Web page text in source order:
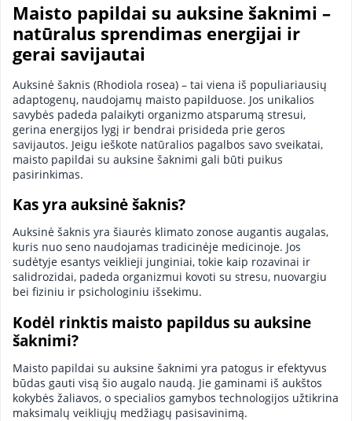
Maisto papildai su auksine šaknimi –
natūralus sprendimas energijai ir
gerai savijautai
Auksinė šaknis (Rhodiola rosea) – tai viena iš populiariausių
adaptogenų, naudojamų maisto papilduose. Jos unikalios
savybės padeda palaikyti organizmo atsparumą stresui,
gerina energijos lygį ir bendrai prisideda prie geros
savijautos. Jeigu ieškote natūralios pagalbos savo sveikatai,
maisto papildai su auksine šaknimi gali būti puikus
pasirinkimas.
Kas yra auksinė šaknis?
Auksinė šaknis yra šiaurės klimato zonose augantis augalas,
kuris nuo seno naudojamas tradicinėje medicinoje. Jos
sudėtyje esantys veiklieji junginiai, tokie kaip rozavinai ir
salidrozidai, padeda organizmui kovoti su stresu, nuovargiu
bei fiziniu ir psichologiniu išsekimu.
Kodėl rinktis maisto papildus su auksine
šaknimi?
Maisto papildai su auksine šaknimi yra patogus ir efektyvus
būdas gauti visą šio augalo naudą. Jie gaminami iš aukštos
kokybės žaliavos, o specialios gamybos technologijos užtikrina
maksimalų veikliųjų medžiagų pasisavinimą.